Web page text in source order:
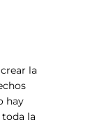
la
hay
la